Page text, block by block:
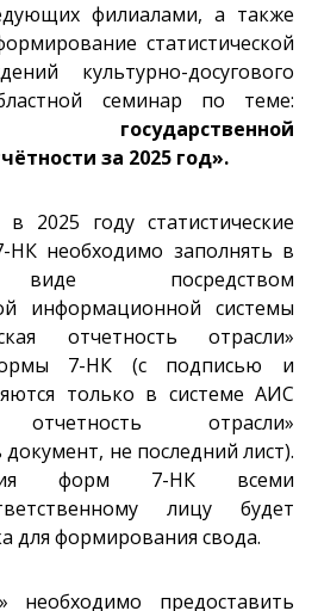
филиалами, а также
статистической
культурно-досугового
семинар по теме:
государственной
за 2025 год».
2025 году статистические
необходимо заполнять в
виде посредством
информационной системы
отчетность отрасли»
7-НК (с подписью и
только в системе АИС
отчетность отрасли»
документ, не последний лист).
форм 7-НК всеми
лицу будет
для формирования свода.
предоставить